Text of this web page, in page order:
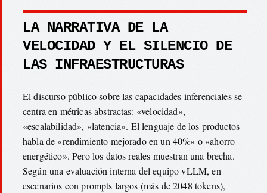
LA NARRATIVA DE LA
VELOCIDAD Y EL SILENCIO DE
LAS INFRAESTRUCTURAS
El discurso público sobre las capacidades inferenciales se
centra en métricas abstractas: «velocidad»,
«escalabilidad», «latencia». El lenguaje de los productos
habla de «rendimiento mejorado en un 40%» o «ahorro
energético». Pero los datos reales muestran una brecha.
Según una evaluación interna del equipo vLLM, en
escenarios con prompts largos (más de 2048 tokens),